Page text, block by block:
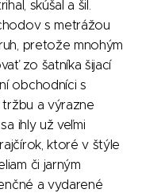
skúšal a šil.
s metrážou
pretože mnohým
zo šatníka šijací
obchodníci s
a výrazne
ihly už veľmi
ktoré v štýle
či jarným
a vydarené